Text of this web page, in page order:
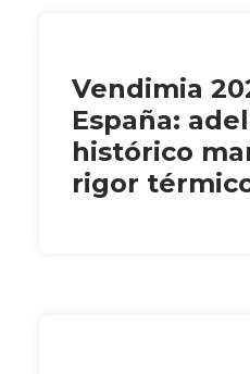
Vendimia
España:
histórico
rigor